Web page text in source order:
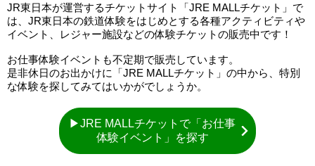
JR東日本が運営するチケットサイト「JRE MALLチケット」で
は、JR東日本の鉄道体験をはじめとする各種アクティビティや
イベント、レジャー施設などの体験チケットの販売中です！
お仕事体験イベントも不定期で販売しています。
是非休日のお出かけに「JRE MALLチケット」の中から、特別
な体験を探してみてはいかがでしょうか。
▶JRE MALLチケットで「お仕事
体験イベント」を探す